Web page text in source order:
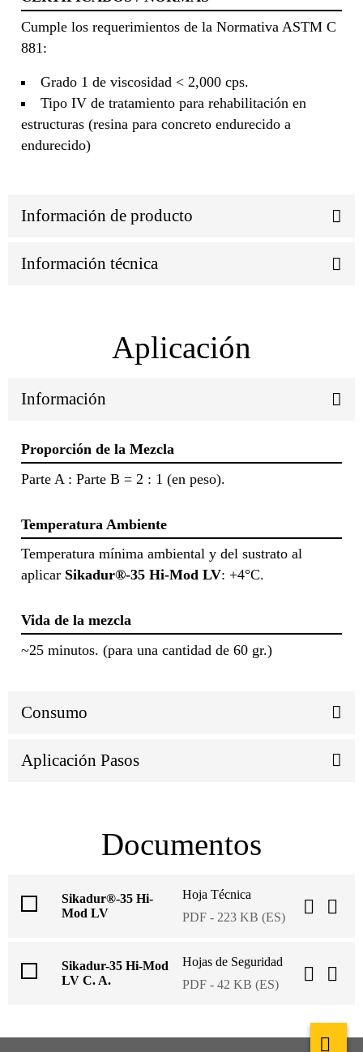
Cumple los requerimientos de la Normativa ASTM C
881:
Grado 1 de viscosidad < 2,000 cps.
Tipo IV de tratamiento para rehabilitación en
estructuras (resina para concreto endurecido a
endurecido)
Información de producto
Información técnica
Aplicación
Información
Proporción de la Mezcla
Parte A : Parte B = 2 : 1 (en peso).
Temperatura Ambiente
Temperatura mínima ambiental y del sustrato al
aplicar Sikadur®-35 Hi-Mod LV: +4°C.
Vida de la mezcla
~25 minutos. (para una cantidad de 60 gr.)
Consumo
Aplicación Pasos
Documentos
Sikadur®-35 Hi-
Mod LV
Hoja Técnica
PDF - 223 KB (ES)
Sikadur-35 Hi-Mod
LV C. A.
Hojas de Seguridad
PDF - 42 KB (ES)